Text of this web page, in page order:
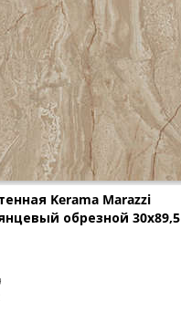
Kerama Marazzi
обрезной 30х89,5